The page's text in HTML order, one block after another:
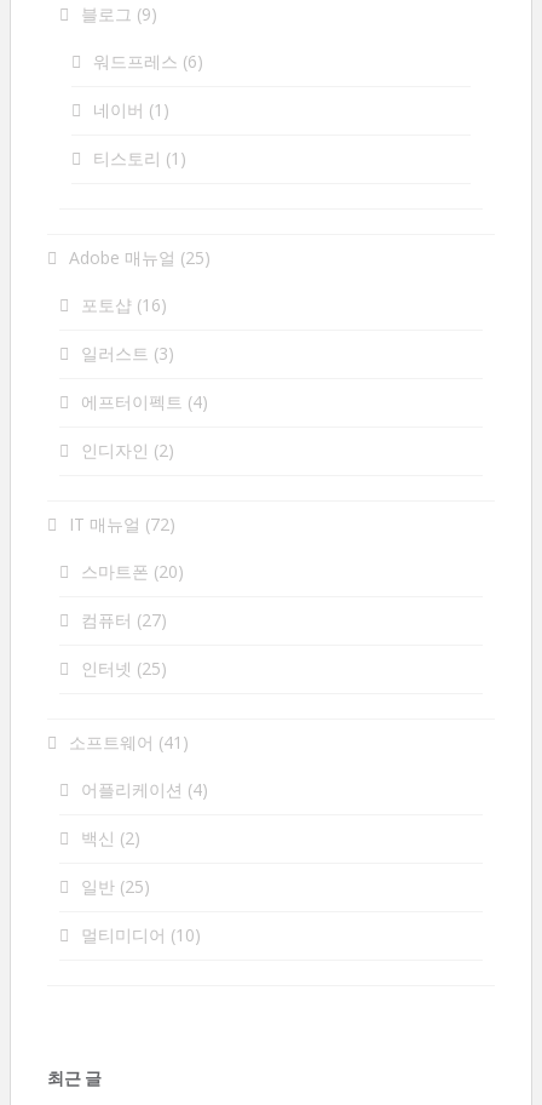
블로그 (9)
워드프레스 (6)
네이버 (1)
티스토리 (1)
Adobe 매뉴얼 (25)
포토샵 (16)
일러스트 (3)
에프터이펙트 (4)
인디자인 (2)
IT 매뉴얼 (72)
스마트폰 (20)
컴퓨터 (27)
인터넷 (25)
소프트웨어 (41)
어플리케이션 (4)
백신 (2)
일반 (25)
멀티미디어 (10)
최근 글